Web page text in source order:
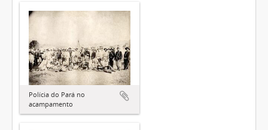
Polícia do Pará no
acampamento